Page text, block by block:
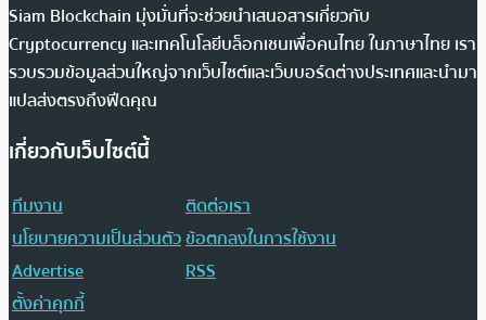
Siam Blockchain มุ่งมั่นที่จะช่วยนำเสนอสารเกี่ยวกับ
Cryptocurrency และเทคโนโลยีบล็อกเชนเพื่อคนไทย ในภาษาไทย เรา
รวบรวมข้อมูลส่วนใหญ่จากเว็บไซต์และเว็บบอร์ดต่างประเทศและนำมา
แปลส่งตรงถึงฟีดคุณ
เกี่ยวกับเว็บไซต์นี้
ทีมงาน
ติดต่อเรา
นโยบายความเป็นส่วนตัวข้อตกลงในการใช้งาน
Advertise
RSS
ตั้งค่าคุกกี้